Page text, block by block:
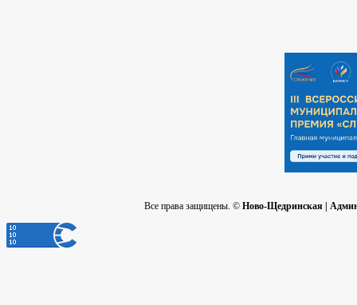
Все права защищены. © Ново-Щедринская |